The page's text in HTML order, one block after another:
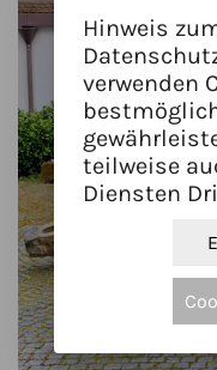
Hinweis
verwenden
teilweise
Diensten